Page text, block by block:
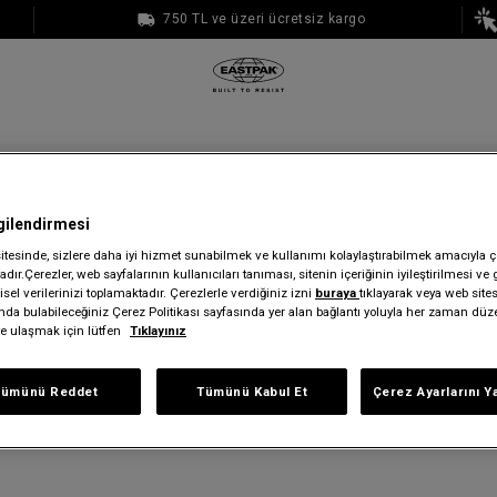
750 TL ve üzeri ücretsiz kargo
1000 TL ve üzeri ücretsiz kargo
durumu detayı ne anlama
4 durumdan 1’i şeklinde gösterilecektir. Kronolojik sırayla
İade internet ortamında kaydedilmiş ancak, henüz kargo
İadeniz depomuza ulaştı ve ekiplerimiz tarafından İade Politikası
sizlere daha iyi hizmet sunabilmek ve kullanımı kolaylaştırabilmek amacıyla
web sayfalarının kullanıcıları tanıması, sitenin içeriğinin iyileştirilmesi
verilerinizi toplamaktadır. Çerezlerle verdiğiniz izni burayatıklayarak veya web
bulabileceğiniz Çerez Politikası sayfasında yer alan bağlantı yoluyla her zaman
ulaşmak için lütfen
Tıklayınız
Çerez Ayarlarını
Reddet Tümünü Kabul Et